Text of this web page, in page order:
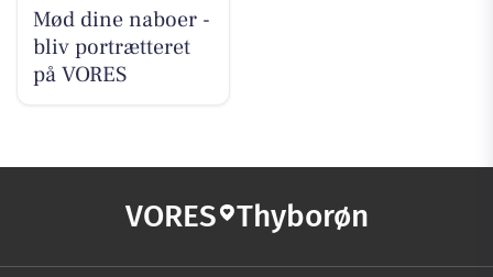
Mød dine naboer -
bliv portrætteret
på VORES
VORES Thyborøn